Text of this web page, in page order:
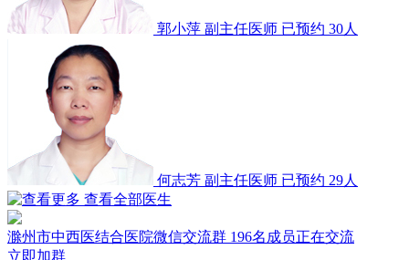
郭小萍 副主任医师 已预约 30人
何志芳 副主任医师 已预约 29人
查看全部医生
滁州市中西医结合医院微信交流群 196名成员正在交流
立即加群